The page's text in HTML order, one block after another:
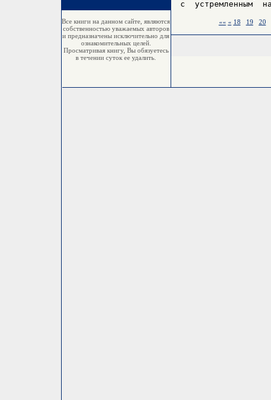
Все книги на данном сайте, являются
собственностью уважаемых авторов
и предназначены исключительно для
ознакомительных целей.
Просматривая книгу, Вы обязуетесь
в течении суток ее удалить.
«« « 18 19 20